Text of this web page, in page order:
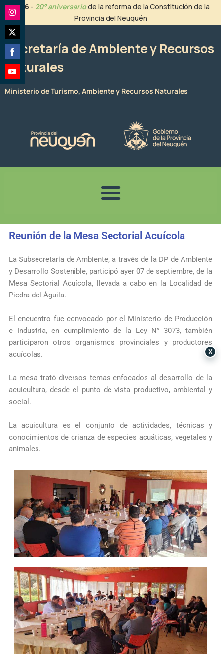
contenido
2026 - 20° aniversariode la reforma de la Constitución de la
Provincia del Neuquén
Secretaría de Ambiente y Recursos
Naturales
Ministerio de Turismo, Ambiente y Recursos Naturales
Reunión de la Mesa Sectorial Acuícola
LaSubsecretaría de Ambiente, a través de la DP de Ambiente
y Desarrollo Sostenible, participó ayer 07 de septiembre, de la
Mesa Sectorial Acuícola, llevada a cabo en la Localidad de
Piedra del Águila.
️El encuentro fue convocado por el Ministerio de Producción
e Industria, en cumplimiento de la Ley N° 3073, también
participaron otros organismos provinciales y productores
acuícolas.
La mesa trató diversos temas enfocados al desarrollo de la
acuicultura, desde el punto de vista productivo, ambiental y
social.
La acuicultura es el conjunto de actividades, técnicas y
conocimientos de crianza de especies acuáticas, vegetales y
animales.
Share
on
Instagram
Share
on
Twitter
Share
on
Facebook
Share
on
X